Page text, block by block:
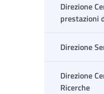
Direzione
prestazioni
Direzione
Direzione
Ricerche